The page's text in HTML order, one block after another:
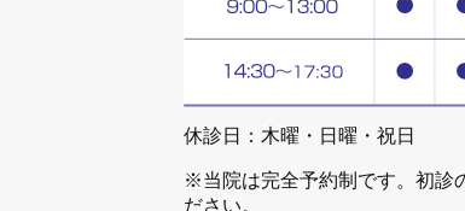
休診日：木曜・日曜・祝日
※当院は完全予約制です。初診
ださい。